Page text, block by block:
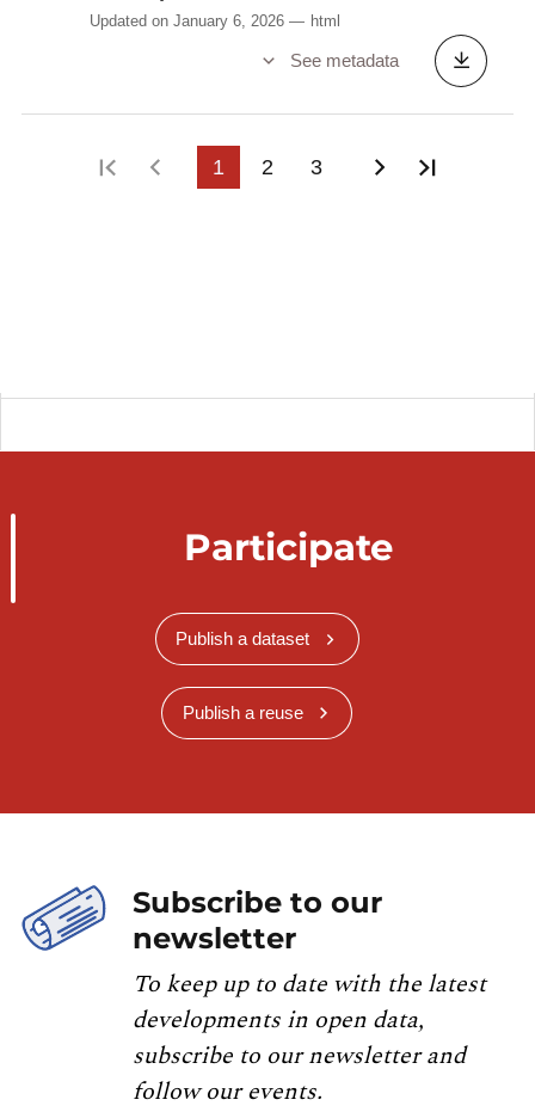
Updated on January 6, 2026 html
See metadata
First pagePrevious page
1 2 3 Next page
Participate
Publish a dataset
Publish a reuse
Subscribe to our
newsletter
To keep up to date with the latest
developments in open data,
subscribe to our newsletter and
follow our events.